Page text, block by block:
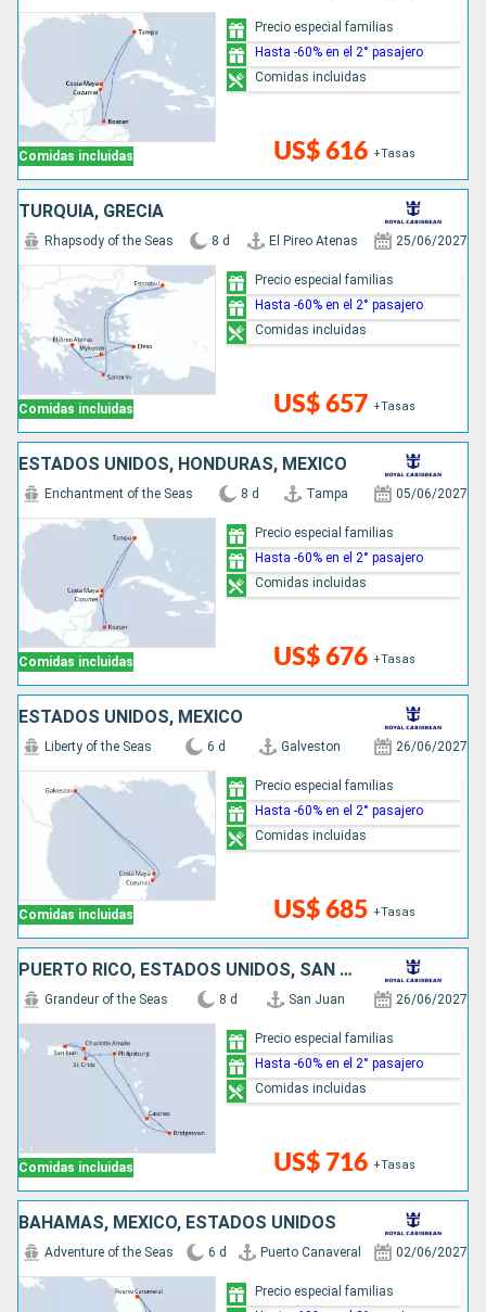
Comidas incluidas US$ 616 +Tasas
Precio especial familias
Hasta -60% en el 2° pasajero
Comidas incluidas
TURQUÍA, GRECIA
Comidas incluidas
Rhapsody of the Seas 8 d El Pireo Atenas 25/06/2027
US$ 657 +Tasas
Precio especial familias
Hasta -60% en el 2° pasajero
Comidas incluidas
ESTADOS UNIDOS, HONDURAS, MÉXICO
Comidas incluidas
Enchantment of the Seas 8 d Tampa 05/06/2027
US$ 676 +Tasas
Precio especial familias
Hasta -60% en el 2° pasajero
Comidas incluidas
ESTADOS UNIDOS, MÉXICO
Comidas incluidas
Liberty of the Seas 6 d Galveston 26/06/2027
US$ 685 +Tasas
Precio especial familias
Hasta -60% en el 2° pasajero
Comidas incluidas
PUERTO RICO, ESTADOS UNIDOS, SAN MARTÍN, SANTA LUCIA, BARBADOS
Comidas incluidas
Grandeur of the Seas 8 d San Juan 26/06/2027
US$ 716 +Tasas
Precio especial familias
Hasta -60% en el 2° pasajero
Comidas incluidas
BAHAMAS, MÉXICO, ESTADOS UNIDOS
Adventure of the Seas 6 d Puerto Canaveral 02/06/2027
Precio especial familias